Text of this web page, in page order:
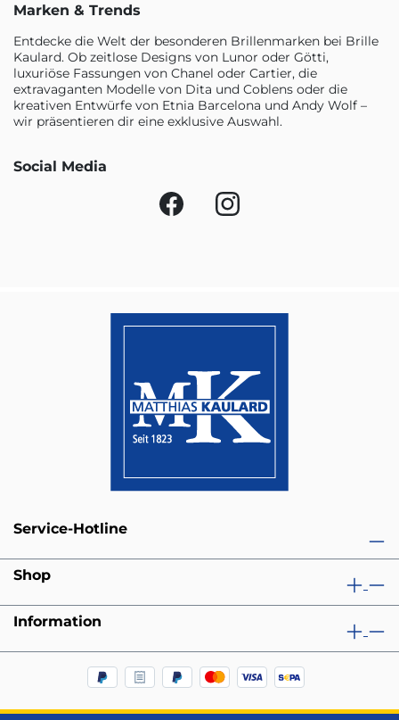
Marken & Trends
Entdecke die Welt der besonderen Brillenmarken bei Brille
Kaulard. Ob zeitlose Designs von Lunor oder Götti,
luxuriöse Fassungen von Chanel oder Cartier, die
extravaganten Modelle von Dita und Coblens oder die
kreativen Entwürfe von Etnia Barcelona und Andy Wolf –
wir präsentieren dir eine exklusive Auswahl.
Social Media
Service-Hotline
Shop
Information